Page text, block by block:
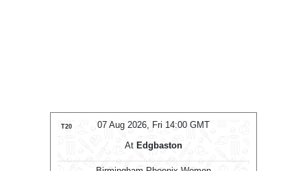
07 Aug 2026, Fri 14:00 GMT
T20
At Edgbaston